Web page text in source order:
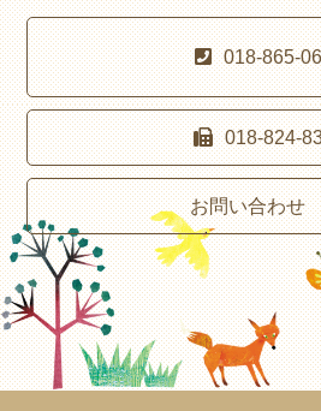
018-865-
018-824-
お問い合わせ